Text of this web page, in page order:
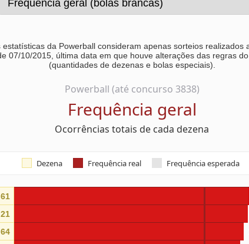
estatísticas da Powerball consideram apenas sorteios realizados
07/10/2015, última data em que houve alterações das regras
(quantidades de dezenas e bolas especiais).
Powerball (até concurso 3838)
Frequência geral
Ocorrências totais de cada dezena
Dezena Frequência real Frequência esperada
61
21
64